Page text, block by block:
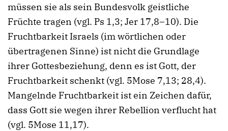
müssen sie als sein Bundesvolk geistliche
Früchte tragen (vgl. Ps 1,3; Jer 17,8–10). Die
Fruchtbarkeit Israels (im wörtlichen oder
übertragenen Sinne) ist nicht die Grundlage
ihrer Gottesbeziehung, denn es ist Gott, der
Fruchtbarkeit schenkt (vgl. 5Mose 7,13; 28,4).
Mangelnde Fruchtbarkeit ist ein Zeichen dafür,
dass Gott sie wegen ihrer Rebellion verflucht hat
(vgl. 5Mose 11,17).